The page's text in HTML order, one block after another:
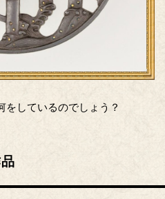
しているのでしょう？